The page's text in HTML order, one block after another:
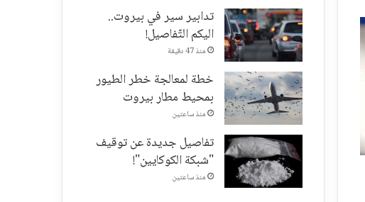
تدابير سير في بيروت..
اليكم التّفاصيل!
منذ 47 دقيقة
خطة لمعالجة خطر الطيور
بمحيط مطار بيروت
منذ ساعتين
تفاصيل جديدة عن توقيف
"شبكة الكوكايين"!
منذ ساعتين